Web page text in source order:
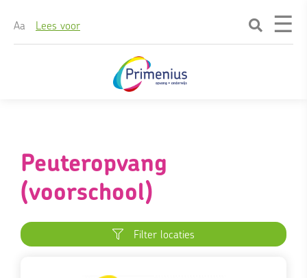
Aa Lees voor ☰
Peuteropvang
(voorschool)
Filter locaties